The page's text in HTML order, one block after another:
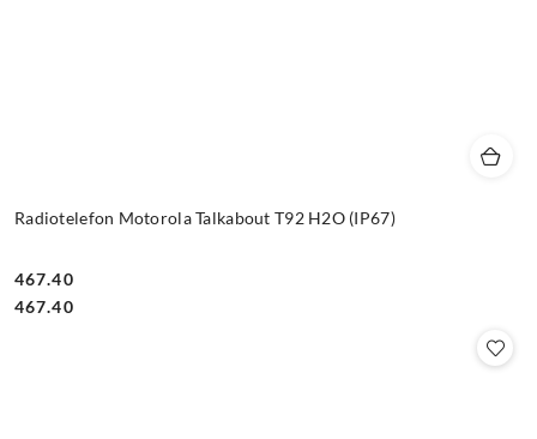
Radiotelefon Motorola Talkabout T92 H2O (IP67)
Cena:
467.40
Cena:
467.40